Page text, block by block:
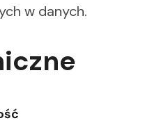
w danych.